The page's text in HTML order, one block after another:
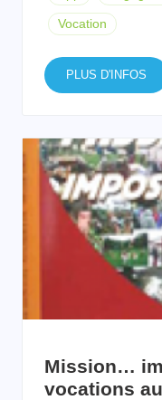
Vocation
PLUS D'INFOS
Mission…
vocations